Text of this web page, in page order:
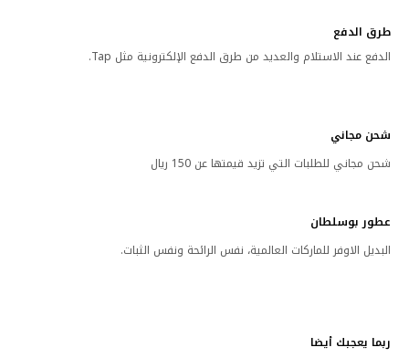
طرق الدفع
الدفع عند الاستلام والعديد من طرق الدفع الإلكترونية مثل Tap.
شحن مجاني
شحن مجاني للطلبات التي تزيد قيمتها عن 150 ريال
عطور بوسلطان
البديل الاوفر للماركات العالمية، نفس الرائحة ونفس الثبات.
ربما يعجبك أيضا